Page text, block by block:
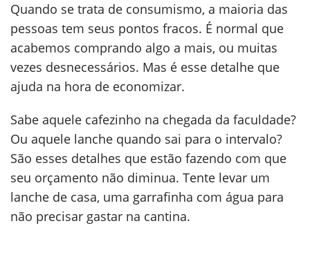
Quando se trata de consumismo, a maioria das
pessoas tem seus pontos fracos. É normal que
acabemos comprando algo a mais, ou muitas
vezes desnecessários. Mas é esse detalhe que
ajuda na hora de economizar.
Sabe aquele cafezinho na chegada da faculdade?
Ou aquele lanche quando sai para o intervalo?
São esses detalhes que estão fazendo com que
seu orçamento não diminua. Tente levar um
lanche de casa, uma garrafinha com água para
não precisar gastar na cantina.